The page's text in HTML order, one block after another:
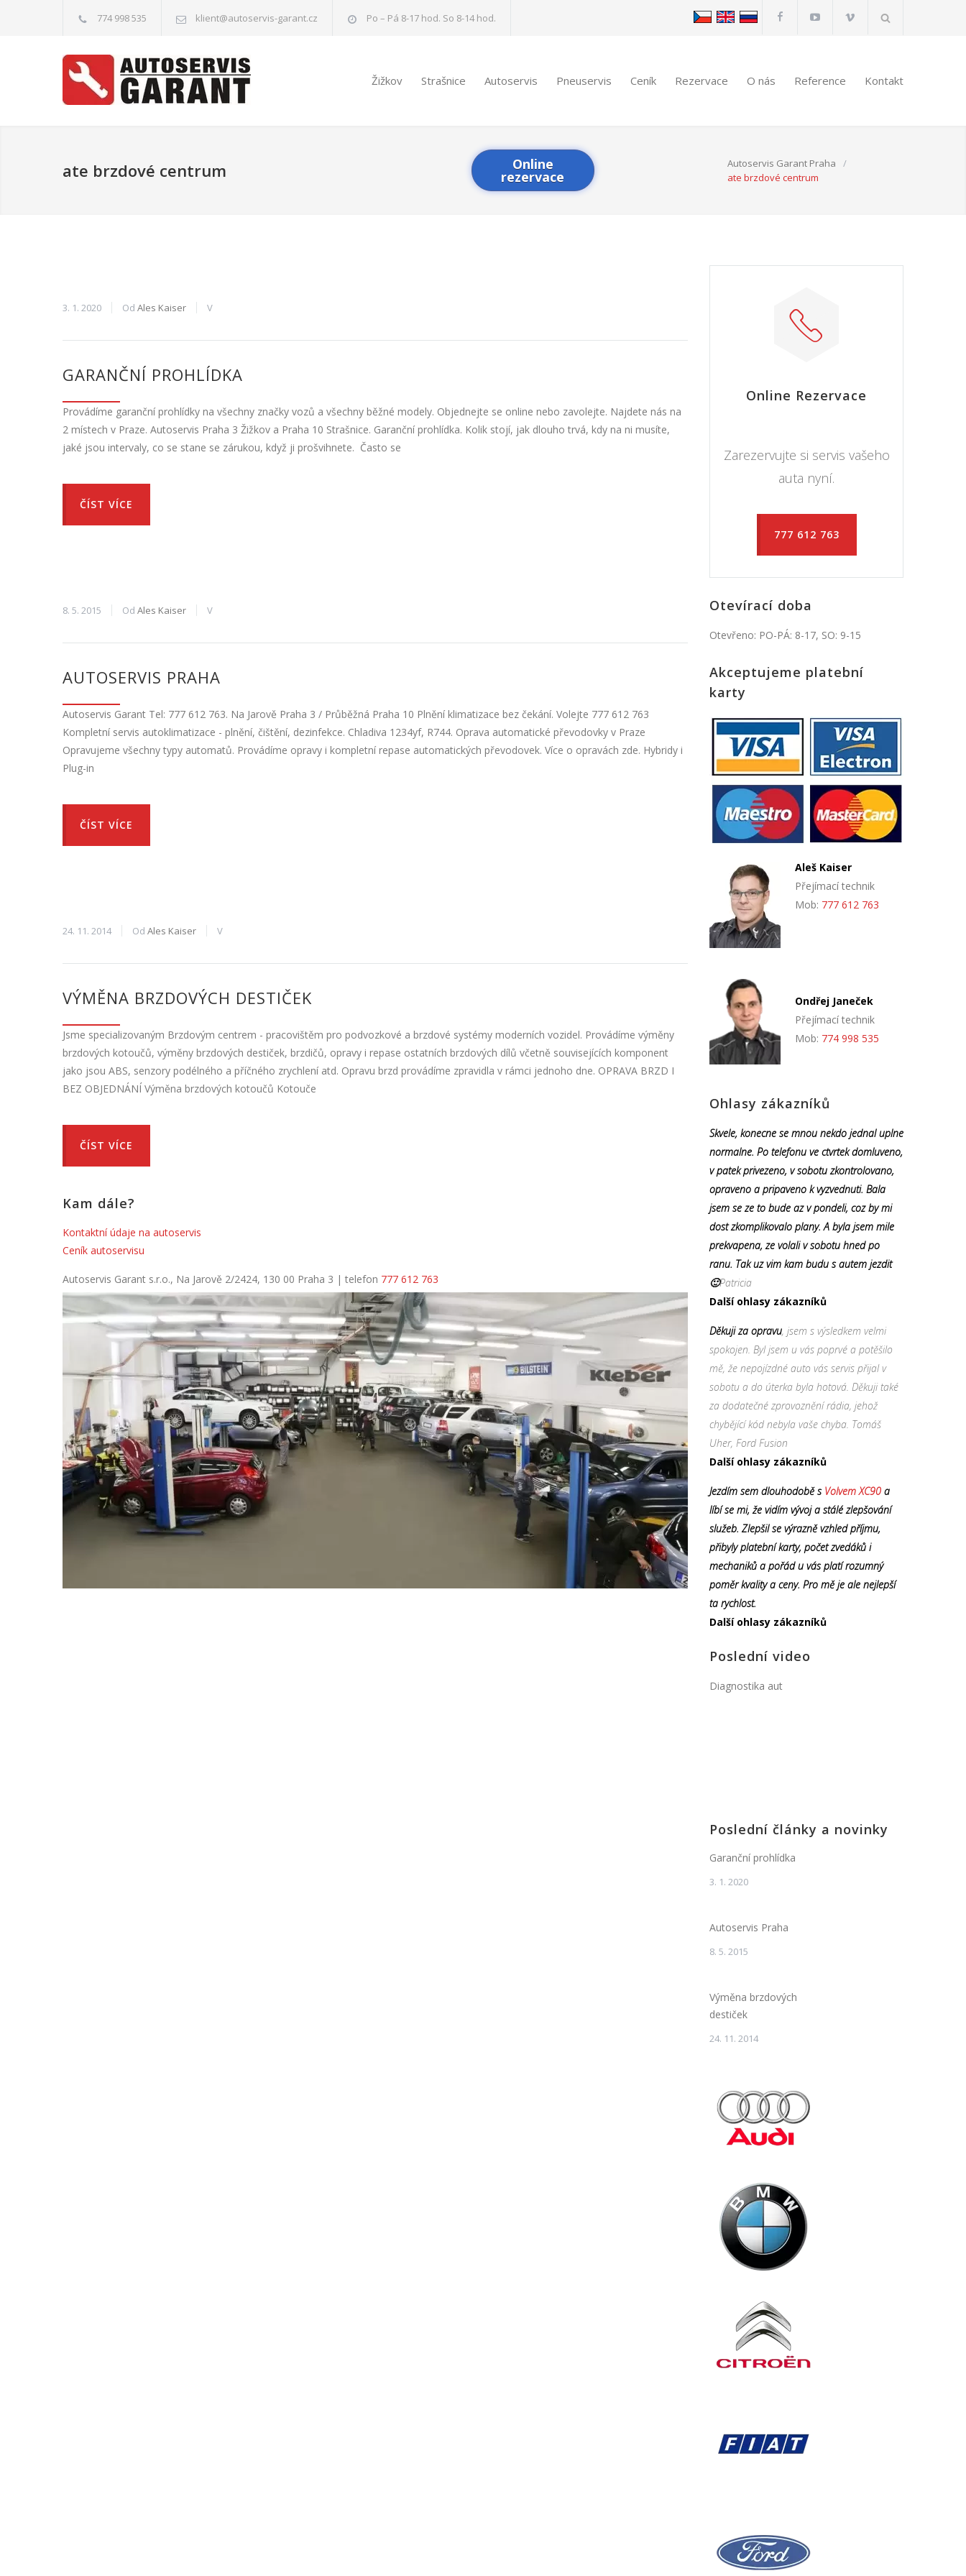
774 998 535 klient@autoservis-garant.cz Po – Pá 8-17 hod. So 8-14 hod.
Žižkov Strašnice Autoservis Pneuservis Ceník Rezervace O nás Reference Kontakt
ate brzdové centrum Online
rezervace
Autoservis Garant Praha
/
ate brzdové centrum
3. 1. 2020 Od Ales Kaiser V
GARANČNÍ PROHLÍDKA
Provádíme garanční prohlídky na všechny značky vozů a všechny běžné modely. Objednejte se online nebo zavolejte. Najdete nás na
2 místech v Praze. Autoservis Praha 3 Žižkov a Praha 10 Strašnice. Garanční prohlídka. Kolik stojí, jak dlouho trvá, kdy na ni musíte,
jaké jsou intervaly, co se stane se zárukou, když ji prošvihnete. Často se
ČÍST VÍCE
8. 5. 2015 Od Ales Kaiser V
AUTOSERVIS PRAHA
Autoservis Garant Tel: 777 612 763. Na Jarově Praha 3 / Průběžná Praha 10 Plnění klimatizace bez čekání. Volejte 777 612 763
Kompletní servis autoklimatizace - plnění, čištění, dezinfekce. Chladiva 1234yf, R744. Oprava automatické převodovky v Praze
Opravujeme všechny typy automatů. Provádíme opravy i kompletní repase automatických převodovek. Více o opravách zde. Hybridy i
Plug-in
ČÍST VÍCE
24. 11. 2014 Od Ales Kaiser V
VÝMĚNA BRZDOVÝCH DESTIČEK
Jsme specializovaným Brzdovým centrem - pracovištěm pro podvozkové a brzdové systémy moderních vozidel. Provádíme výměny
brzdových kotoučů, výměny brzdových destiček, brzdičů, opravy i repase ostatních brzdových dílů včetně souvisejících komponent
jako jsou ABS, senzory podélného a příčného zrychlení atd. Opravu brzd provádíme zpravidla v rámci jednoho dne. OPRAVA BRZD I
BEZ OBJEDNÁNÍ Výměna brzdových kotoučů Kotouče
ČÍST VÍCE
Kam dále?
Kontaktní údaje na autoservis
Ceník autoservisu
Autoservis Garant s.r.o., Na Jarově 2/2424, 130 00 Praha 3 | telefon 777 612 763
Online Rezervace
Zarezervujte si servis vašeho
auta nyní.
777 612 763
Otevírací doba
Otevřeno: PO-PÁ: 8-17, SO: 9-15
Akceptujeme platební
karty
Aleš Kaiser
Přejímací technik
Mob: 777 612 763
Ondřej Janeček
Přejímací technik
Mob: 774 998 535
Ohlasy zákazníků
Skvele, konecne se mnou nekdo jednal uplne
normalne. Po telefonu ve ctvrtek domluveno,
v patek privezeno, v sobotu zkontrolovano,
opraveno a pripaveno k vyzvednuti. Bala
jsem se ze to bude az v pondeli, coz by mi
dost zkomplikovalo plany. A byla jsem mile
prekvapena, ze volali v sobotu hned po
ranu. Tak uz vim kam budu s autem jezdit
🙂Patricia
Další ohlasy zákazníků
Děkuji za opravu, jsem s výsledkem velmi
spokojen. Byl jsem u vás poprvé a potěšilo
mě, že nepojízdné auto vás servis přijal v
sobotu a do úterka byla hotová. Děkuji také
za dodatečné zprovoznění rádia, jehož
chybějící kód nebyla vaše chyba. Tomáš
Uher, Ford Fusion
Další ohlasy zákazníků
Jezdím sem dlouhodobě s Volvem XC90 a
líbí se mi, že vidím vývoj a stálé zlepšování
služeb. Zlepšil se výrazně vzhled příjmu,
přibyly platební karty, počet zvedáků i
mechaniků a pořád u vás platí rozumný
poměr kvality a ceny. Pro mě je ale nejlepší
ta rychlost.
Další ohlasy zákazníků
Poslední video
Diagnostika aut
Poslední články a novinky
Garanční prohlídka
3. 1. 2020
Autoservis Praha
8. 5. 2015
Výměna brzdových
destiček
24. 11. 2014